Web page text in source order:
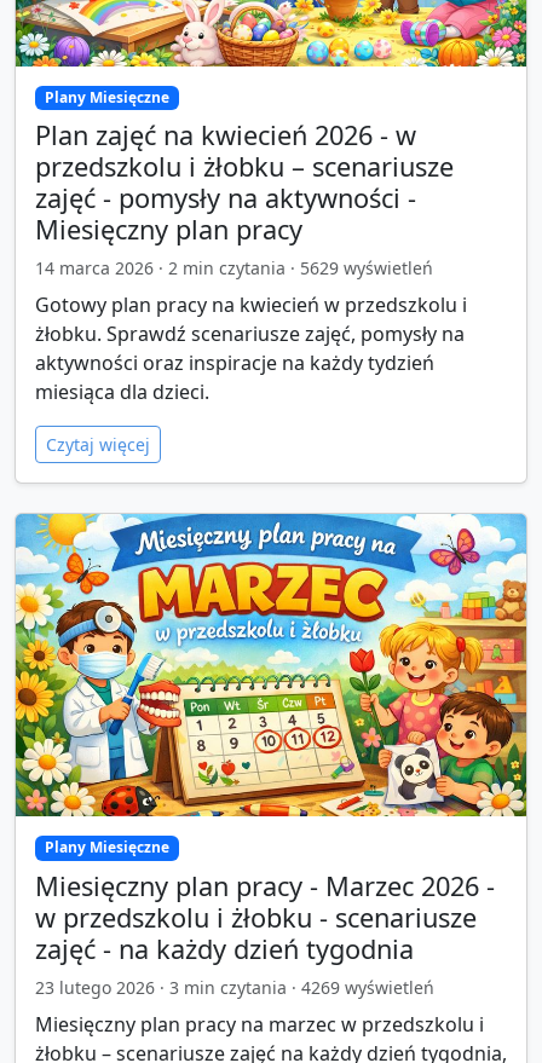
Plany Miesięczne
Plan zajęć na kwiecień 2026 - w
przedszkolu i żłobku – scenariusze
zajęć - pomysły na aktywności -
Miesięczny plan pracy
14 marca 2026 · 2 min czytania · 5629 wyświetleń
Gotowy plan pracy na kwiecień w przedszkolu i
żłobku. Sprawdź scenariusze zajęć, pomysły na
aktywności oraz inspiracje na każdy tydzień
miesiąca dla dzieci.
Czytaj więcej
Plany Miesięczne
Miesięczny plan pracy - Marzec 2026 -
w przedszkolu i żłobku - scenariusze
zajęć - na każdy dzień tygodnia
23 lutego 2026 · 3 min czytania · 4269 wyświetleń
Miesięczny plan pracy na marzec w przedszkolu i
żłobku – scenariusze zajęć na każdy dzień tygodnia,